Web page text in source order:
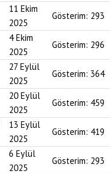
11 Ekim
2025
Gösterim: 293
4 Ekim
2025
Gösterim: 296
27 Eylül
2025
Gösterim: 364
20 Eylül
2025
Gösterim: 459
13 Eylül
2025
Gösterim: 419
6 Eylül
2025
Gösterim: 293